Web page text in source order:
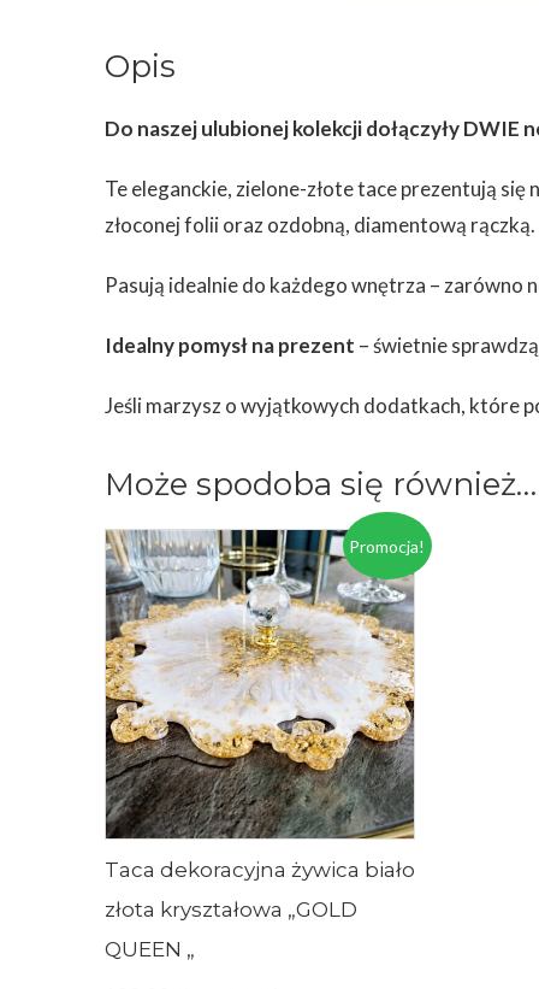
Opis
Do naszej ulubionej kolekcji dołączyły DWIE
Te eleganckie, zielone-złote tace prezentują
złoconej folii oraz ozdobną, diamentową rączką.
Pasują idealnie do każdego wnętrza – zarówno
Idealny pomysł na prezent – świetnie
Jeśli marzysz o wyjątkowych dodatkach, które
Może spodoba się również…
Promocja!
Taca dekoracyjna żywica biało
złota kryształowa „GOLD
QUEEN „